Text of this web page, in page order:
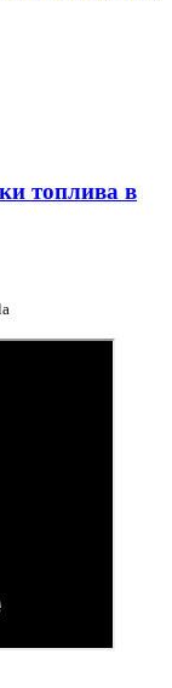
топлива в